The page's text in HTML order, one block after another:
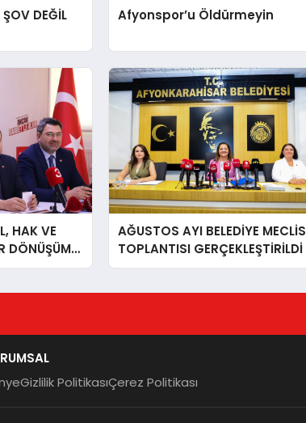
DEĞİL
Afyonspor’u Öldürmeyin
HAK VE
DÖNÜŞÜM
AĞUSTOS AYI BELEDİYE MECLİS
TOPLANTISI GERÇEKLEŞTİRİLDİ
Gizlilik PolitikasıÇerez Politikası